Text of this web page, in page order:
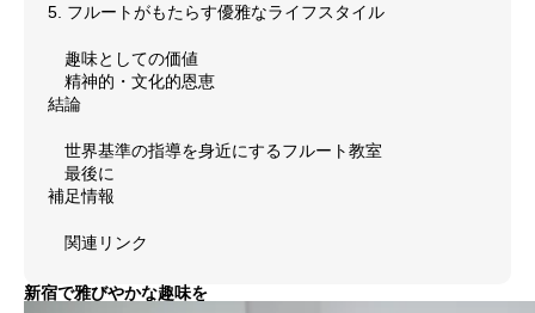
特定商取引法
著作権
5. フルートがもたらす優雅なライフスタイル
趣味としての価値
精神的・文化的恩恵
結論
世界基準の指導を身近にするフルート教室
最後に
補足情報
関連リンク
新宿で雅びやかな趣味を